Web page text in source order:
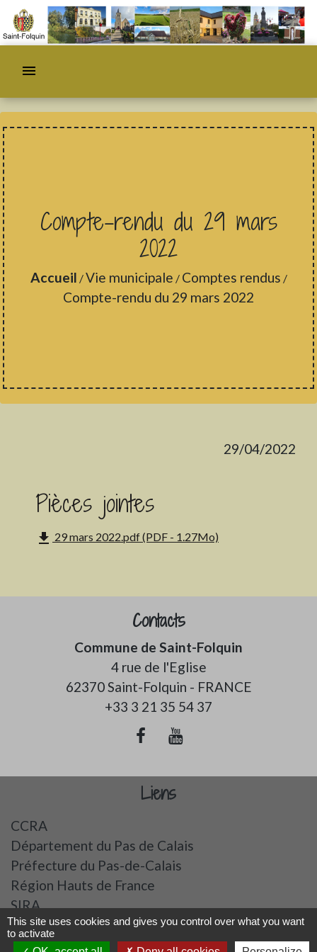
menu
Compte-rendu du 29 mars
2022
Accueil /Vie municipale / Comptes rendus /
Compte-rendu du 29 mars 2022
29/04/2022
Pièces jointes
file_download 29 mars 2022.pdf (PDF - 1.27Mo)
Contacts
Commune de Saint-Folquin
4 rue de l'Eglise
62370 Saint-Folquin - FRANCE
+33 3 21 35 54 37
Liens
CCRA
Département du Pas de Calais
Préfecture du Pas-de-Calais
Région Hauts de France
SIRA
Mentions légales Politique de confidentialité
This site uses cookies and gives you control over what you want
to activate